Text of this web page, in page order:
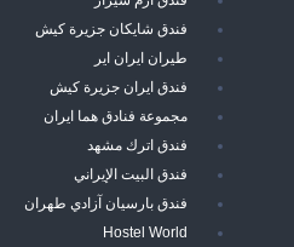
فندق شايكان جزيرة كيش
طيران ايران اير
فندق ايران جزيرة كيش
مجموعة فنادق هما ايران
فندق اترك مشهد
فندق البيت الإيراني
فندق بارسيان آزادي طهران
Hostel World